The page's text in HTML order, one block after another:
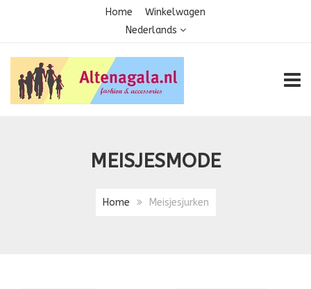
Home
Winkelwagen
Nederlands
MEISJESMODE
Home Meisjesjurken